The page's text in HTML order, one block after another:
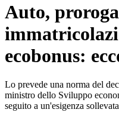
Auto,
ecobonus:
Lo prevede una norma del
ministro dello Sviluppo
seguito a un'esigenza